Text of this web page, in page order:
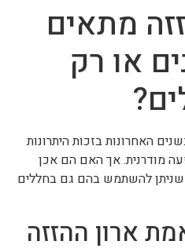
מתאים
או רק
האחרונות בזכות היתרונות
מודרנית. אך האם הם אכן
שניתן להשתמש בהם גם בחללים
ארון ההזזה